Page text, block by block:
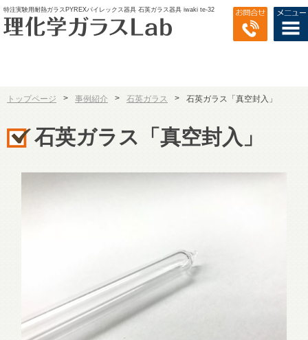
特注実験用耐熱ガラスPYREXパイレックス器具 石英ガラス器具 iwaki te-32
トップページ > 事例紹介 > 石英ガラス > 石英ガラス「真空封入」
石英ガラス「真空封入」